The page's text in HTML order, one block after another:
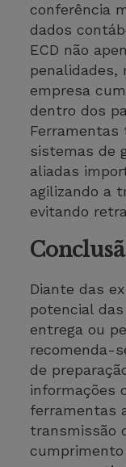
conferência
dados
ECD não
penalidades,
empresa
dentro dos
Ferramentas
sistemas de
aliadas
agilizando a
evitando
Diante das
potencial
entrega ou
recomenda-
de
informações
ferramentas
transmissão